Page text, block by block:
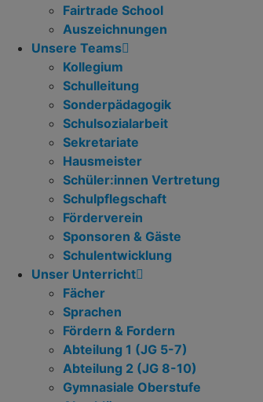
Fairtrade School
Auszeichnungen
Unsere Teams
Kollegium
Schulleitung
Sonderpädagogik
Schulsozialarbeit
Sekretariate
Hausmeister
Schüler:innen Vertretung
Schulpflegschaft
Förderverein
Sponsoren & Gäste
Schulentwicklung
Unser Unterricht
Fächer
Sprachen
Fördern & Fordern
Abteilung 1 (JG 5-7)
Abteilung 2 (JG 8-10)
Gymnasiale Oberstufe